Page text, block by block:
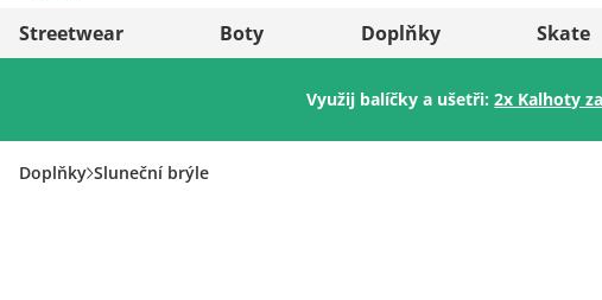
Österreich
Italia (Italiano)
Italien (Deutsch)
Streetwear Boty Doplňky Skate
Využij balíčky a ušetři:2x Kalhoty
Doplňky Sluneční brýle